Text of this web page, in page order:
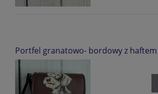
Portfel granatowo- bordowy z haftem